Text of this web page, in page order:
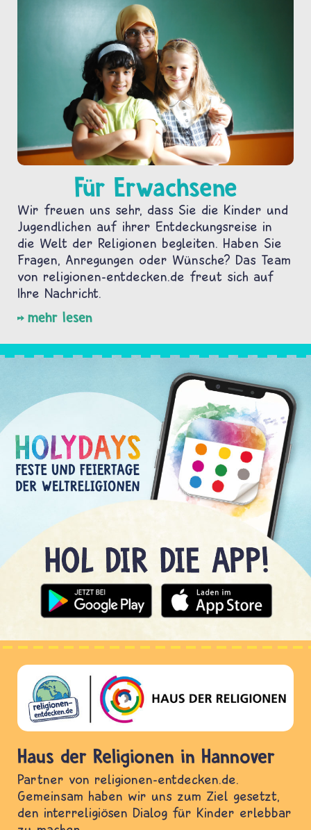
Für Erwachsene
Wir freuen uns sehr, dass Sie die Kinder und
Jugendlichen auf ihrer Entdeckungsreise in
die Welt der Religionen begleiten. Haben Sie
Fragen, Anregungen oder Wünsche? Das Team
von religionen-entdecken.de freut sich auf
Ihre Nachricht.
mehr lesen
Haus der Religionen in Hannover
Partner von religionen-entdecken.de.
Gemeinsam haben wir uns zum Ziel gesetzt,
den interreligiösen Dialog für Kinder erlebbar